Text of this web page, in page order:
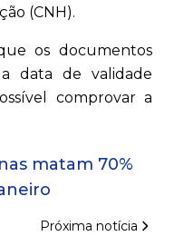
(CNH).
os documentos
data de validade
comprovar a
matam 70%
Próxima notícia